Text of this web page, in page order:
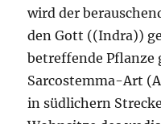
wird der
den Gott ((Indra))
betreffende Pflanze
Sarcostemma-Art
in südlichern